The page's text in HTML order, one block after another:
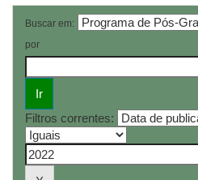
Buscar em:
por
Filtros correntes: